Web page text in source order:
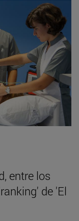
entre los
de 'El